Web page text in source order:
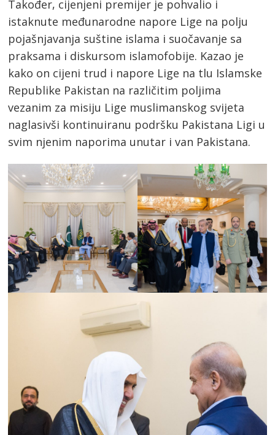
Također, cijenjeni premijer je pohvalio i
istaknute međunarodne napore Lige na polju
pojašnjavanja suštine islama i suočavanje sa
praksama i diskursom islamofobije. Kazao je
kako on cijeni trud i napore Lige na tlu Islamske
Republike Pakistan na različitim poljima
vezanim za misiju Lige muslimanskog svijeta
naglasivši kontinuiranu podršku Pakistana Ligi u
svim njenim naporima unutar i van Pakistana.